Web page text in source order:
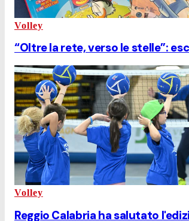
Volley
“Oltre la rete, verso le stelle”:
Volley
Reggio Calabria ha salutato